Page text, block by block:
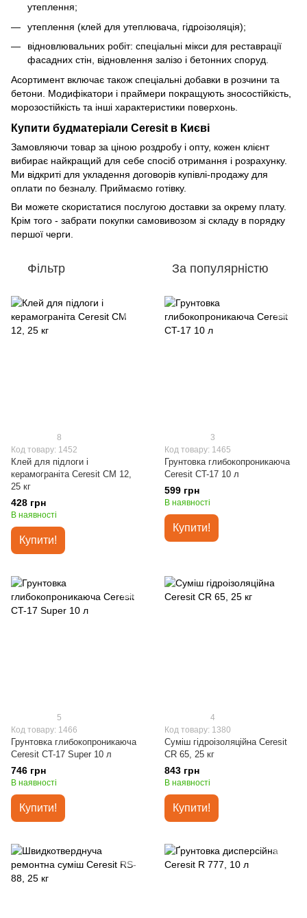
утеплення;
утеплення (клей для утеплювача, гідроізоляція);
відновлювальних робіт: спеціальні мікси для реставрації
фасадних стін, відновлення залізо і бетонних споруд.
Асортимент включає також спеціальні добавки в розчини та
бетони. Модифікатори і праймери покращують зносостійкість,
морозостійкість та інші характеристики поверхонь.
Купити будматеріали Ceresit в Києві
Замовляючи товар за ціною роздробу і опту, кожен клієнт
вибирає найкращий для себе спосіб отримання і розрахунку.
Ми відкриті для укладення договорів купівлі-продажу для
оплати по безналу. Приймаємо готівку.
Ви можете скористатися послугою доставки за окрему плату.
Крім того - забрати покупки самовивозом зі складу в порядку
першої черги.
Фільтр За популярністю
8
Код товару: 1452
Клей для підлоги і
керамограніта Ceresit СМ 12,
25 кг
428 грн
В наявності
Купити!
3
Код товару: 1465
Грунтовка глибокопроникаюча
Ceresit CT-17 10 л
599 грн
В наявності
Купити!
5
Код товару: 1466
Грунтовка глибокопроникаюча
Ceresit CT-17 Super 10 л
746 грн
В наявності
Купити!
4
Код товару: 1380
Суміш гідроізоляційна Ceresit
CR 65, 25 кг
843 грн
В наявності
Купити!